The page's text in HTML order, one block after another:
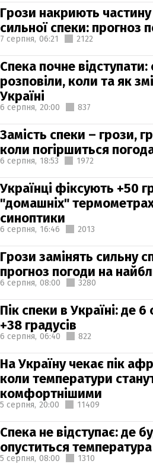
Грози накриють частину
сильної спеки: прогноз
7 серпня, 06:21 2122
Спека почне
розповіли, коли та як
Україні
6 серпня, 20:00 837
Замість спеки – грози,
коли погіршиться
6 серпня, 18:53 1972
Українці фіксують +50
"домашніх"
синоптики
6 серпня, 16:46 2013
Грози замінять сильну
прогноз погоди на
6 серпня, 08:00 3280
Пік спеки в Україні: де
+38 градусів
6 серпня, 06:40 822
На Україну чекає пік
коли температури
комфортнішими
5 серпня, 20:00 11409
Спека не відступає: де
опуститься
5 серпня, 08:00 1310